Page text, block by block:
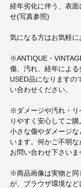
経年劣化に伴う、表
せ(写真参照)
気になる方はお気軽に
※ANTIQUE・
傷、汚れ、経年による
USED品になりますの
い合わせください。
※ダメージや汚れ・リ
りやすく安心してご
小さな傷やダメージ
います。何かご不明
お問い合わせ下さいま
※商品画像は実物と同
が、ブラウザ環境な